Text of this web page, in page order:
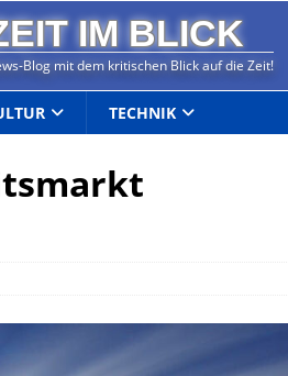
IM BLICK
Blog mit dem kritischen Blick auf die Zeit!
TECHNIK